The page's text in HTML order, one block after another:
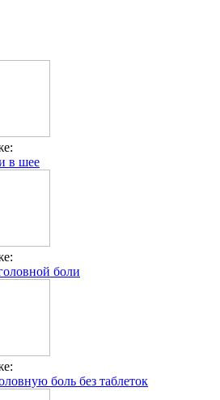
в шее
боли
боль без таблеток